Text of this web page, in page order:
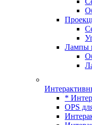
Лампы
*
OPS